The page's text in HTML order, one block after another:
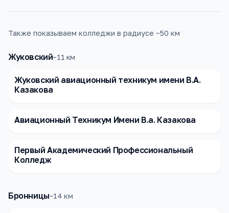
Также показываем колледжи в радиусе ~50 км
Жуковский~11 км
Жуковский авиационный техникум имени В.А.
Казакова
Авиационный Техникум Имени В.а. Казакова
Первый Академический Профессиональный
Колледж
Бронницы~14 км